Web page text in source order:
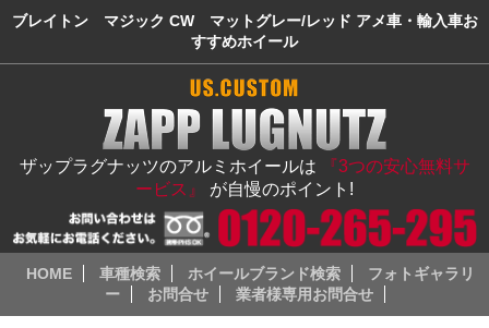
ブレイトン マジック CW マットグレー/レッド アメ車・輸入車お
すすめホイール
ザップラグナッツのアルミホイールは
『3つの安心無料サ
ービス』 が自慢のポイント!
HOME 車種検索 ホイールブランド検索
フォトギャラリ
ー
お問合せ 業者様専用お問合せ